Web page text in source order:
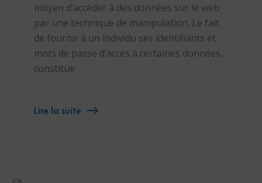
moyen d’accéder à des données sur le web
par une technique de manipulation. Le fait
de fournir à un individu ses identifiants et
mots de passe d’accès à certaines données,
constitue
Lire la suite